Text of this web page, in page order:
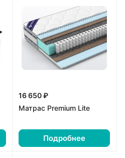
16 650 ₽
Матрас Premium Lite
Подробнее